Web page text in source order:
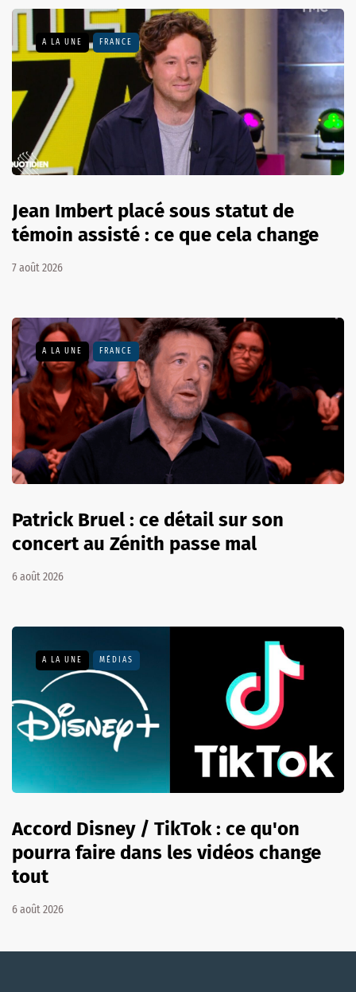
A LA UNE FRANCE
Jean Imbert placé sous statut de
témoin assisté : ce que cela change
7 août 2026
A LA UNE FRANCE
Patrick Bruel : ce détail sur son
concert au Zénith passe mal
6 août 2026
A LA UNE MÉDIAS
Accord Disney / TikTok : ce qu'on
pourra faire dans les vidéos change
tout
6 août 2026